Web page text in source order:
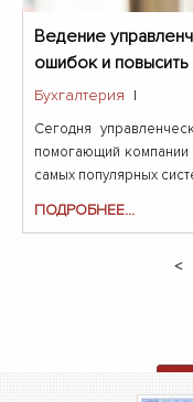
Ведение
ошибок и
Бухгалтерия |
Сегодня
помогающий компании
самых популярных
ПОДРОБНЕЕ...